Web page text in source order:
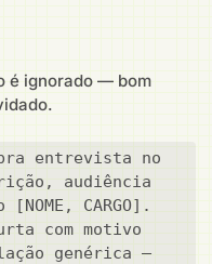
é ignorado — bom
entrevista no
audiência
CARGO].
com motivo
genérica —